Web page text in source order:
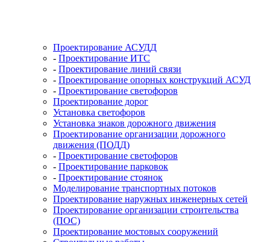
Проектирование АСУДД
- Проектирование ИТС
- Проектирование линий связи
- Проектирование опорных конструкций АСУД
- Проектирование светофоров
Проектирование дорог
Установка светофоров
Установка знаков дорожного движения
Проектирование организации дорожного
движения (ПОДД)
- Проектирование светофоров
- Проектирование парковок
- Проектирование стоянок
Моделирование транспортных потоков
Проектирование наружных инженерных сетей
Проектирование организации строительства
(ПОС)
Проектирование мостовых сооружений